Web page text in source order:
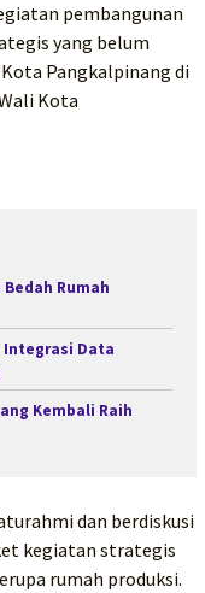
pembangunan
yang belum
Pangkalpinang di
Kota
Rumah
Integrasi Data
Kembali Raih
dan berdiskusi
kegiatan strategis
rumah produksi.